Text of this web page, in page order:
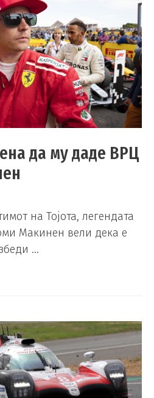
да му даде ВРЦ
на Тојота, легендата
Макинен вели дека е
…